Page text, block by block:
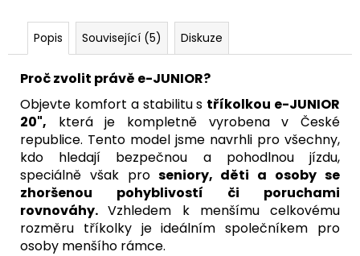
Popis Související (5) Diskuze
Proč zvolit právě e-JUNIOR?
Objevte komfort a stabilitu s tříkolkou e-JUNIOR
20", která je kompletně vyrobena v České
republice. Tento model jsme navrhli pro všechny,
kdo hledají bezpečnou a pohodlnou jízdu,
speciálně však proseniory, děti a osoby se
zhoršenou pohyblivostí či poruchami
rovnováhy.Vzhledem k menšímu celkovému
rozměru tříkolky je ideálním společníkem pro
osoby menšího rámce.